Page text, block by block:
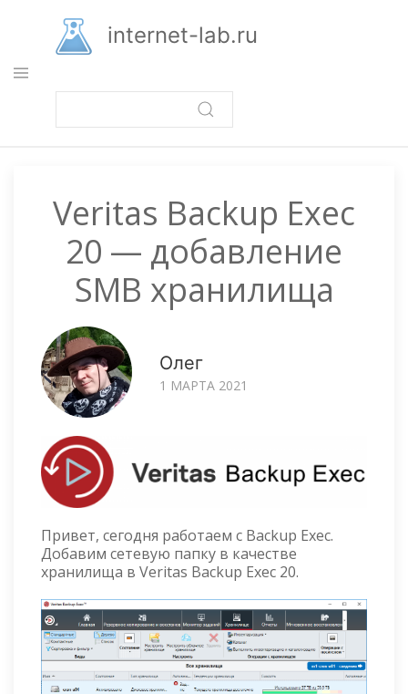
основному
содержанию
internet-lab.ru
Veritas Backup Exec
20 — добавление
SMB хранилища
Олег
1 МАРТА 2021
Привет, сегодня работаем с Backup Exec.
Добавим сетевую папку в качестве
хранилища в Veritas Backup Exec 20.